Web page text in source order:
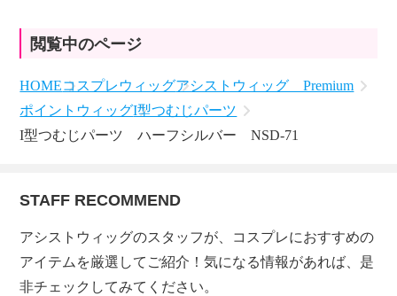
閲覧中のページ
HOMEコスプレウィッグアシストウィッグ Premium
ポイントウィッグI型つむじパーツ
I型つむじパーツ ハーフシルバー NSD-71
STAFF RECOMMEND
アシストウィッグのスタッフが、コスプレにおすすめの
アイテムを厳選してご紹介！気になる情報があれば、是
非チェックしてみてください。